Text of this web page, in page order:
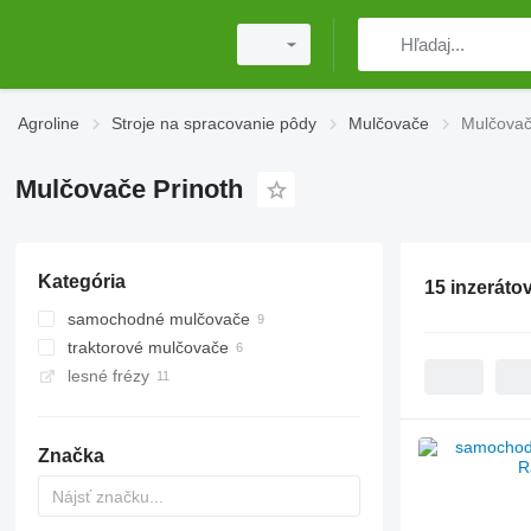
Agroline Stroje na spracovanie pôdy Mulčovače
Mulčovače Prinoth
Kategória
samochodné mulčovače
traktorové mulčovače
lesné frézy
Značka
15